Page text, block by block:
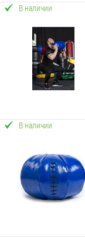
В наличии
В наличии